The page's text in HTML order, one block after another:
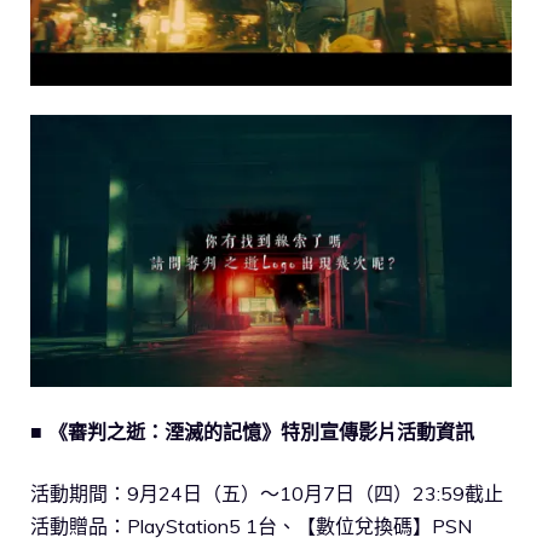
■ 《審判之逝：湮滅的記憶》特別宣傳影片活動資訊
活動期間：9月24日（五）～10月7日（四）23:59截止
活動贈品：PlayStation5 1台、【數位兌換碼】PSN